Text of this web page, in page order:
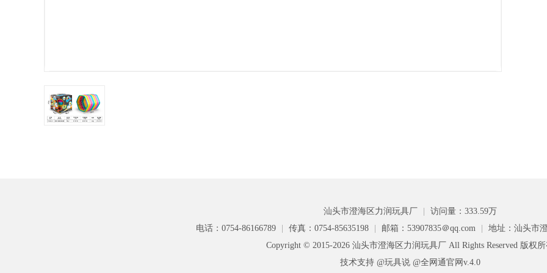
汕头市澄海区力润玩具厂
访问量：333.59万
电话：0754-86166789
传真：0754-85635198 邮箱：53907835＠qq.com
地址：汕头市
Copyright © 2015-2026 汕头市澄海区力润玩具厂 All Rights Reserved 版权
技术支持 @玩具说 @全网通官网v.4.0